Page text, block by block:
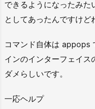
できるようになったみた
としてあったんですけど
コマンド自体は appops
インのインターフェイ
ダメらしいです。
一応ヘルプ